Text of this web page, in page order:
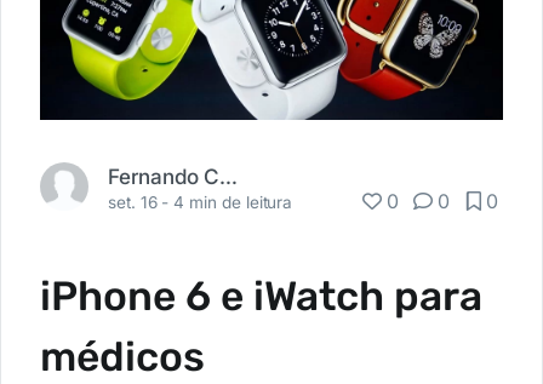
Fernando Carbonieri
set. 16 -4 min de leitura 0 0 0
iPhone 6 e iWatch para
médicos